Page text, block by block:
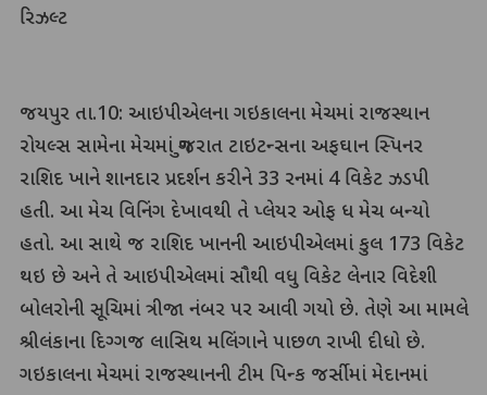
રિઝલ્ટ
જયપુર તા.10: આઇપીએલના ગઇકાલના મેચમાં રાજસ્થાન
રોયલ્સ સામેના મેચમાં ગુજરાત ટાઇટન્સના અફઘાન સ્પિનર
રાશિદ ખાને શાનદાર પ્રદર્શન કરીને 33 રનમાં 4 વિકેટ ઝડપી
હતી. આ મેચ વિનિંગ દેખાવથી તે પ્લેયર ઓફ ધ મેચ બન્યો
હતો. આ સાથે જ રાશિદ ખાનની આઇપીએલમાં કુલ 173 વિકેટ
થઇ છે અને તે આઇપીએલમાં સૌથી વધુ વિકેટ લેનાર વિદેશી
બોલરોની સૂચિમાં ત્રીજા નંબર પર આવી ગયો છે. તેણે આ મામલે
શ્રીલંકાના દિગ્ગજ લાસિથ મલિંગાને પાછળ રાખી દીધો છે.
ગઇકાલના મેચમાં રાજસ્થાનની ટીમ પિન્ક જર્સીમાં મેદાનમાં